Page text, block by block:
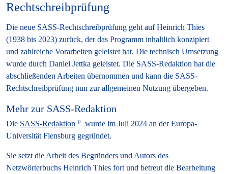
Rechtschreibprüfung
Die neue SASS-Rechtschreibprüfung geht auf Heinrich Thies
(1938 bis 2023) zurück, der das Programm inhaltlich konzipiert
und zahlreiche Vorarbeiten geleistet hat. Die technisch Umsetzung
wurde durch Daniel Jettka geleistet. Die SASS-Redaktion hat die
abschließenden Arbeiten übernommen und kann die SASS-
Rechtschreibprüfung nun zur allgemeinen Nutzung übergeben.
Mehr zur SASS-Redaktion
Die SASS-Redaktion
wurde im Juli 2024 an der Europa-
Universität Flensburg gegründet.
Sie setzt die Arbeit des Begründers und Autors des
Netzwörterbuchs Heinrich Thies fort und betreut die Bearbeitung